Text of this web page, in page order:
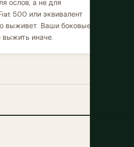
ослов, а не для
500 или эквивалент
выживет. Ваши боковые
выжить иначе.